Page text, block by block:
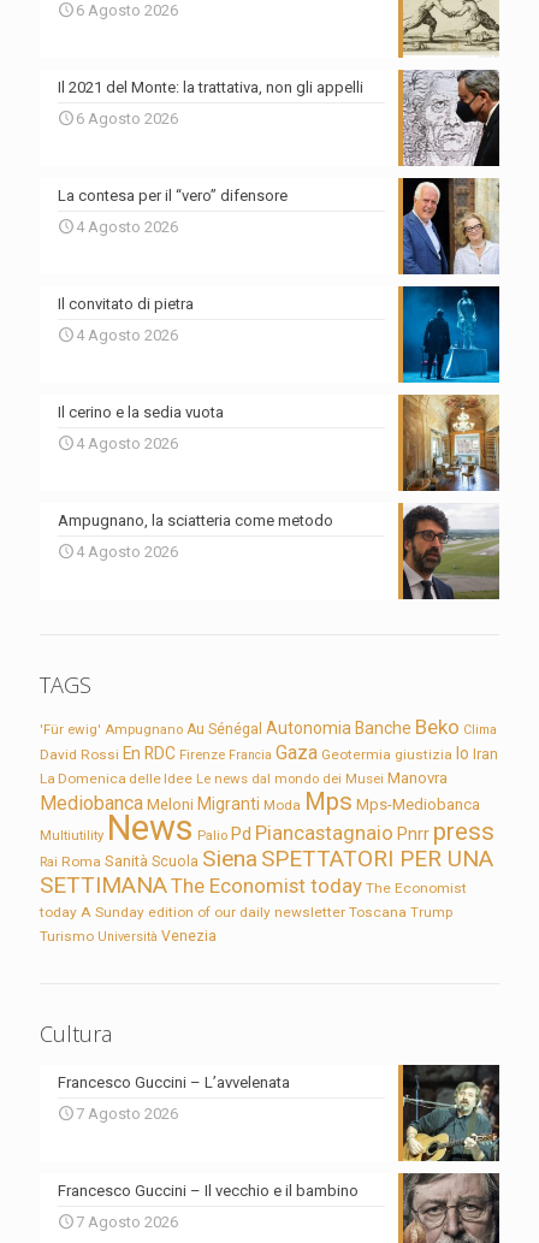
6 Agosto 2026
Il 2021 del Monte: la trattativa, non gli appelli
6 Agosto 2026
La contesa per il “vero” difensore
4 Agosto 2026
Il convitato di pietra
4 Agosto 2026
Il cerino e la sedia vuota
4 Agosto 2026
Ampugnano, la sciatteria come metodo
4 Agosto 2026
TAGS
'Für ewig' Ampugnano Au Sénégal Autonomia Banche Beko Clima
David Rossi En RDC Firenze Francia Gaza Geotermia giustizia Io Iran
La Domenica delle Idee Le news dal mondo dei Musei Manovra
Mediobanca Meloni Migranti Moda Mps Mps-Mediobanca
Multiutility News Palio Pd Piancastagnaio Pnrr press
Rai Roma Sanità Scuola Siena SPETTATORI PER UNA
SETTIMANAThe Economist today The Economist
today A Sunday edition of our daily newsletter Toscana Trump
Turismo Università Venezia
Cultura
Francesco Guccini – L’avvelenata
7 Agosto 2026
Francesco Guccini – Il vecchio e il bambino
7 Agosto 2026